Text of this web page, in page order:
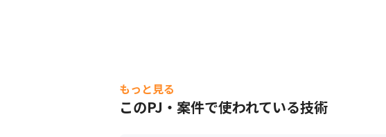
もっと見る
このPJ・案件で使われている技術